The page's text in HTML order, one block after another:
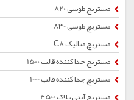
مستربچ طوسی 820
مستربچ طوسی 830
مستربچ متالیک C8
مستربچ جداکننده قالب 1500
مستربچ جداکننده قالب 1000